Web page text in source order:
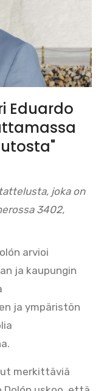
Eduardo
joka on
3402,
arvioi
ja kaupungin
ja ympäristön
merkittäviä